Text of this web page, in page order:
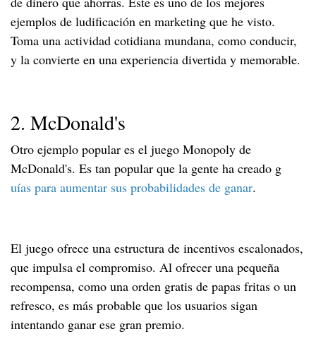
ejemplos de ludificación en marketing que he visto.
Toma una actividad cotidiana mundana, como conducir,
y la convierte en una experiencia divertida y memorable.
2. McDonald's
Otro ejemplo popular es el juego Monopoly de
McDonald's. Es tan popular que la gente ha creado g
uías para aumentar sus probabilidades de ganar.
El juego ofrece una estructura de incentivos escalonados,
que impulsa el compromiso. Al ofrecer una pequeña
recompensa, como una orden gratis de papas fritas o un
refresco, es más probable que los usuarios sigan
intentando ganar ese gran premio.